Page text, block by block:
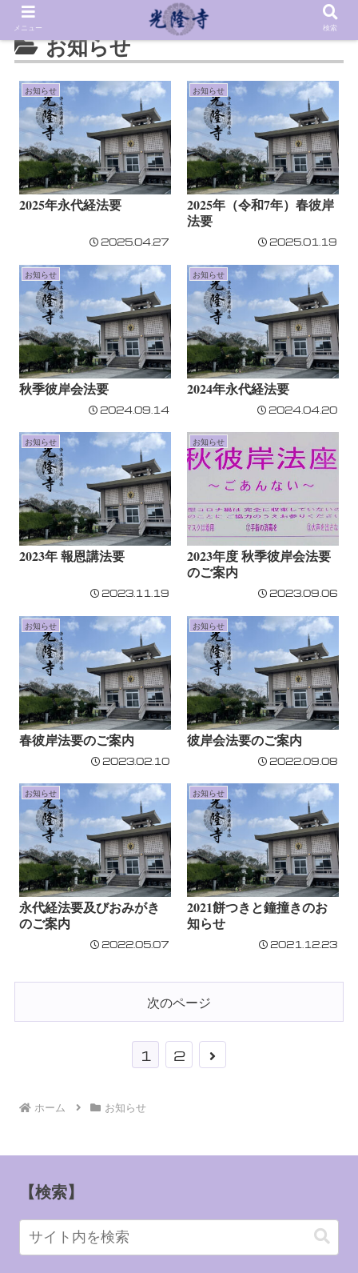
お知らせ
お知らせ
2025年永代経法要
2025.04.27
お知らせ
2025年（令和7年）春彼岸
法要
2025.01.19
お知らせ
秋季彼岸会法要
2024.09.14
お知らせ
2024年永代経法要
2024.04.20
お知らせ
2023年 報恩講法要
2023.11.19
お知らせ
2023年度 秋季彼岸会法要
のご案内
2023.09.06
お知らせ
春彼岸法要のご案内
2023.02.10
お知らせ
彼岸会法要のご案内
2022.09.08
お知らせ
永代経法要及びおみがき
のご案内
2022.05.07
お知らせ
2021餅つきと鐘撞きのお
知らせ
2021.12.23
次のページ
1 2
次
ホーム お知らせ
【検索】
メニュー 検索